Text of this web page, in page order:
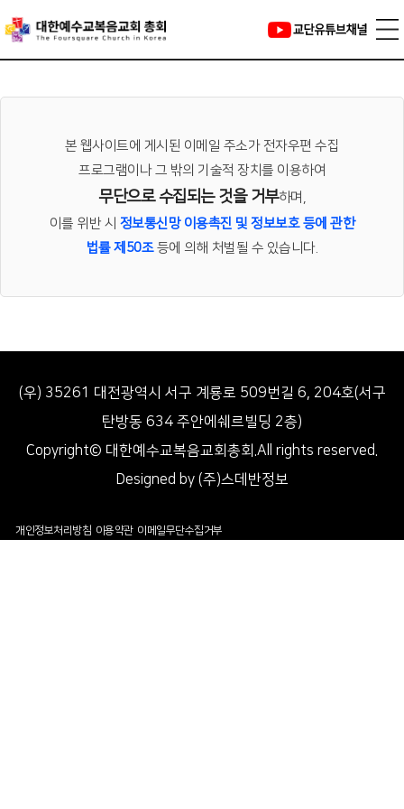
이메일 무단 수집 거부
본 웹사이트에 게시된 이메일 주소가 전자우편 수집
프로그램이나 그 밖의 기술적 장치를 이용하여
무단으로 수집되는 것을 거부하며,
이를 위반 시 정보통신망 이용촉진 및 정보보호 등에 관한
법률 제50조등에 의해 처벌될 수 있습니다.
(우) 35261 대전광역시 서구 계룡로 509번길 6, 204호(서구
탄방동 634 주안에쉐르빌딩 2층)
Copyright© 대한예수교복음교회총회.All rights reserved.
Designed by (주)스데반정보
개인정보처리방침 이용약관 이메일무단수집거부